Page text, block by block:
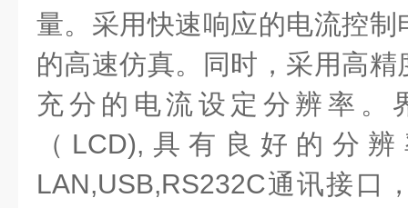
量。采用快速响应的电流控
的高速仿真。同时，采用高
充分的电流设定分辨率。
（LCD),具有良好的分
LAN,USB,RS232C通讯接口